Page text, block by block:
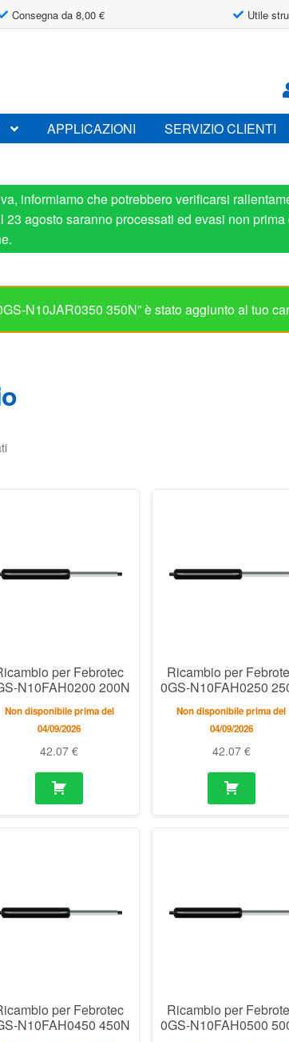
Consegna da 8,00 € Utile
APPLICAZIONI SERVIZIO CLIENTI
informiamo che potrebbero verificarsi
agosto saranno processati ed evasi non
N10JAR0350 350N” è stato aggiunto al tuo
per Febrotec
N10FAH0200 200N
Non disponibile prima del
04/09/2026
42.07€
Ricambio per
0GS-N10FAH0250
Non disponibile prima del
04/09/2026
42.07 €
per Febrotec
N10FAH0450 450N
Ricambio per
0GS-N10FAH0500